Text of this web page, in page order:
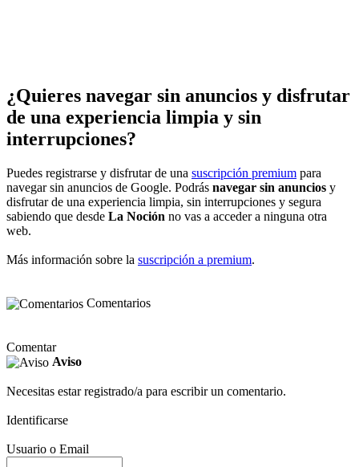
¿Quieres navegar sin anuncios y disfrutar
de una experiencia limpia y sin
interrupciones?
Puedes registrarse y disfrutar de una suscripción premium para
navegar sin anuncios de Google. Podrás navegar sin anuncios y
disfrutar de una experiencia limpia, sin interrupciones y segura
sabiendo que desde La Noción no vas a acceder a ninguna otra
web.
Más información sobre la suscripción a premium.
Comentarios
Comentar
Aviso
Necesitas estar registrado/a para escribir un comentario.
Identificarse
Usuario o Email